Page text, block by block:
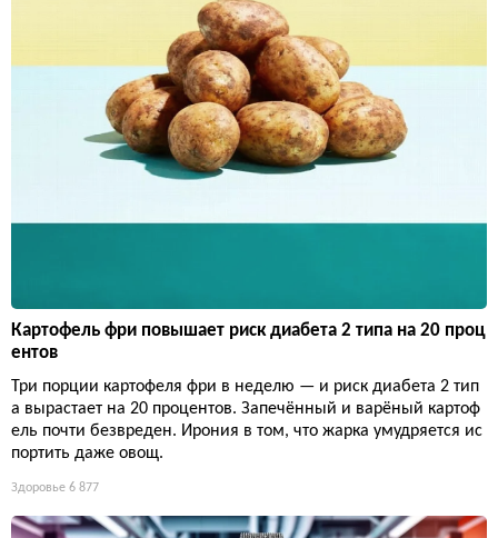
Картофель фри повышает риск диабета 2 типа на 20 проц
ентов
Три порции картофеля фри в неделю — и риск диабета 2 тип
а вырастает на 20 процентов. Запечённый и варёный картоф
ель почти безвреден. Ирония в том, что жарка умудряется ис
портить даже овощ.
Здоровье 6 877